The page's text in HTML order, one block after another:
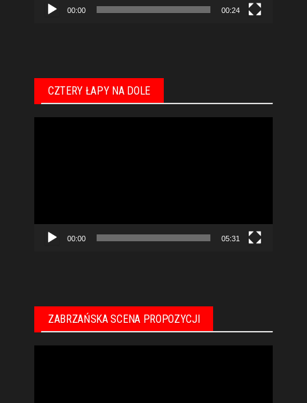
00:00 00:24
CZTERY ŁAPY NA DOLE
00:00 05:31
ZABRZAŃSKA SCENA PROPOZYCJI